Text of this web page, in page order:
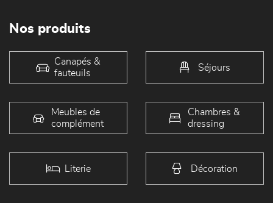
Nos produits
Canapés &
fauteuils
Séjours
Meubles de
complément
Chambres &
dressing
Literie Décoration